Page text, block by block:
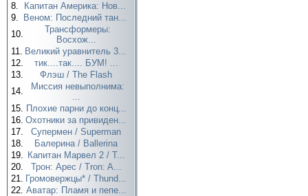
8.
Капитан Америка: Нов...
9.
Веном: Последний тан...
10.
Трансформеры:
Восхож...
11. Великий уравнитель 3...
12.
тик....так.... БУМ! ...
13.
Флэш / The Flash
14.
Миссия невыполнима:
...
15. Плохие парни до конц...
16. Охотники за привиден...
17.
Супермен / Superman
18.
Балерина / Ballerina
19. Капитан Марвел 2 / T...
20.
Трон: Арес / Tron: A...
21. Громовержцы* / Thund...
22. Аватар: Пламя и пепе...